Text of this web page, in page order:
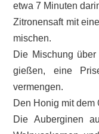
etwa 7 Minuten
Zitronensaft mit
mischen.
Die Mischung
gießen, eine
vermengen.
Den Honig mit dem
Die Auberginen